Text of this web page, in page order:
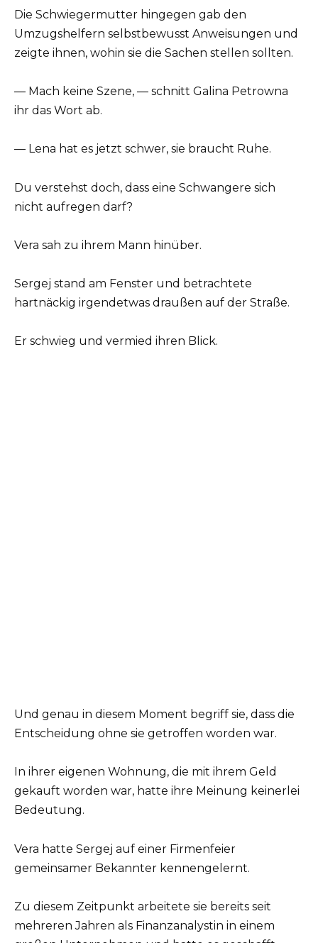
Die Schwiegermutter hingegen gab den
Umzugshelfern selbstbewusst Anweisungen und
zeigte ihnen, wohin sie die Sachen stellen sollten.
— Mach keine Szene, — schnitt Galina Petrowna
ihr das Wort ab.
— Lena hat es jetzt schwer, sie braucht Ruhe.
Du verstehst doch, dass eine Schwangere sich
nicht aufregen darf?
Vera sah zu ihrem Mann hinüber.
Sergej stand am Fenster und betrachtete
hartnäckig irgendetwas draußen auf der Straße.
Er schwieg und vermied ihren Blick.
Und genau in diesem Moment begriff sie, dass die
Entscheidung ohne sie getroffen worden war.
In ihrer eigenen Wohnung, die mit ihrem Geld
gekauft worden war, hatte ihre Meinung keinerlei
Bedeutung.
Vera hatte Sergej auf einer Firmenfeier
gemeinsamer Bekannter kennengelernt.
Zu diesem Zeitpunkt arbeitete sie bereits seit
mehreren Jahren als Finanzanalystin in einem